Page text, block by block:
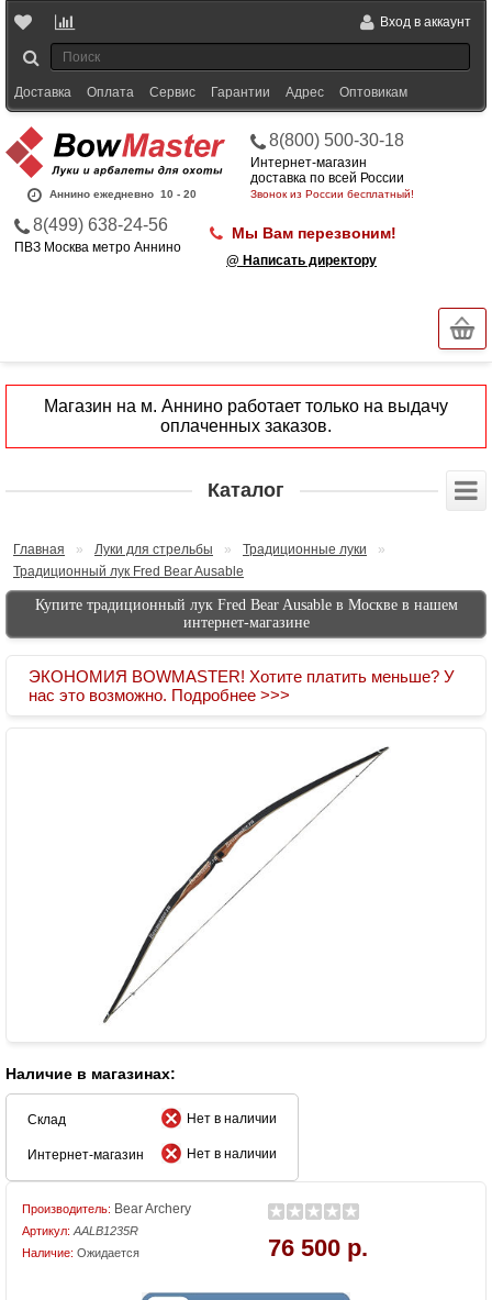
Вход в аккаунт
Доставка Оплата Сервис Гарантии Адрес Оптовикам
Аннино ежедневно 10 - 20
8(800) 500-30-18
Интернет-магазин
доставка по всей России
Звонок из России бесплатный!
8(499) 638-24-56
ПВЗ Москва метро Аннино
Мы Вам перезвоним!
@ Написать директору
Магазин на м. Аннино работает только на выдачу
оплаченных заказов.
Каталог
Главная » Луки для стрельбы » Традиционные луки
»
Традиционный лук Fred Bear Ausable
Купите традиционный лук Fred Bear Ausable в Москве в нашем
интернет-магазине
ЭКОНОМИЯ BOWMASTER! Хотите платить меньше? У
нас это возможно. Подробнее >>>
Наличие в магазинах:
Склад Нет в наличии
Интернет-магазин Нет в наличии
Производитель: Bear Archery
Артикул: AALB1235R
Наличие: Ожидается 76 500 р.